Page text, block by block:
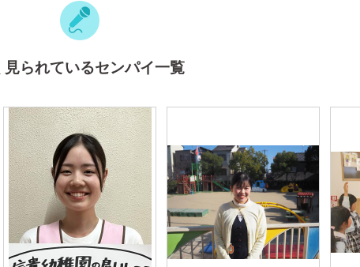
見られているセンパイ一覧